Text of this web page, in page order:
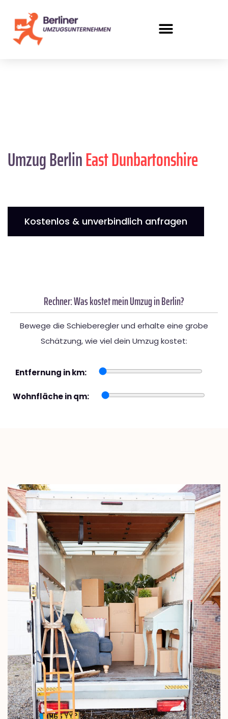
Umzug BerlinEast Dunbartonshire
Kostenlos & unverbindlich anfragen
Rechner: Was kostet mein Umzug in Berlin?
Bewege die Schieberegler und erhalte eine grobe
Schätzung, wie viel dein Umzug kostet:
Entfernung in km:
Wohnfläche in qm: